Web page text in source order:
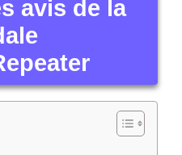
avis de la